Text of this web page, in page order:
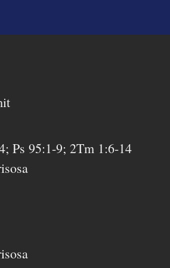
Ps 95:1-9; 2Tm 1:6-14